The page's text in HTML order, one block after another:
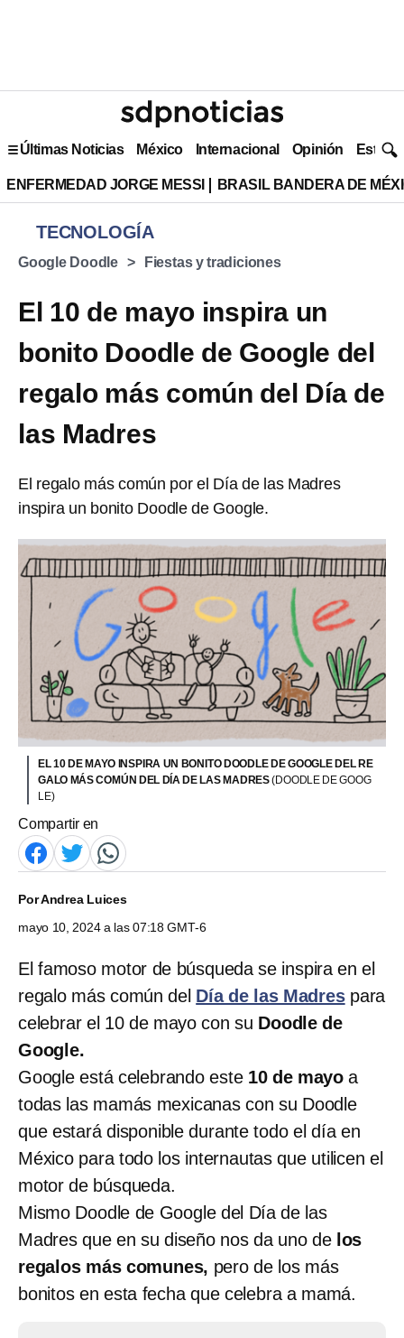
Últimas Noticias México Internacional Opinión Estilo
ENFERMEDAD JORGE MESSI BRASIL BANDERA DE
TECNOLOGÍA
Google Doodle Fiestas y tradiciones
El 10 de mayo inspira un
bonito Doodle de Google del
regalo más común del Día de
las Madres
El regalo más común por el Día de las Madres
inspira un bonito Doodle de Google.
EL 10 DE MAYO INSPIRA UN BONITO DOODLE DE GOOGLE DEL RE
GALO MÁS COMÚN DEL DÍA DE LAS MADRES(DOODLE DE GOOG
LE)
Compartir en
PorAndrea Luices
mayo 10, 2024 a las 07:18 GMT-6
El famoso motor de búsqueda se inspira en el
regalo más común del Día de las Madres para
celebrar el 10 de mayo con su Doodle de
Google.
Google está celebrando este 10 de mayoa
todas las mamás mexicanas con su Doodle
que estará disponible durante todo el día en
México para todo los internautas que utilicen el
motor de búsqueda.
Mismo Doodle de Google del Día de las
Madres que en su diseño nos da uno de los
regalos más comunes, pero de los más
bonitos en esta fecha que celebra a mamá.